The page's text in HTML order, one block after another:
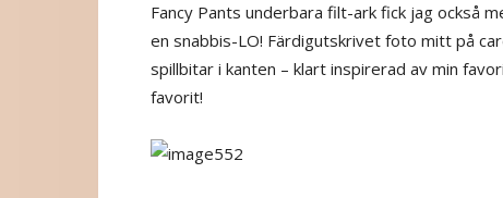
Fancy Pants underbara filt-ark fick jag också
en snabbis-LO! Färdigutskrivet foto mitt på
spillbitar i kanten – klart inspirerad av min
favorit!